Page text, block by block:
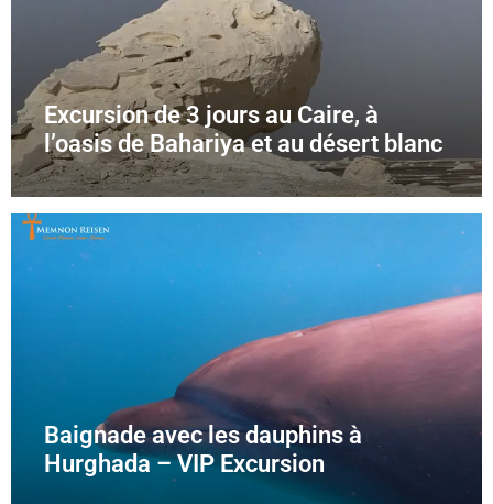
Excursion de 3 jours au Caire, à
l’oasis de Bahariya et au désert blanc
Baignade avec les dauphins à
Hurghada – VIP Excursion